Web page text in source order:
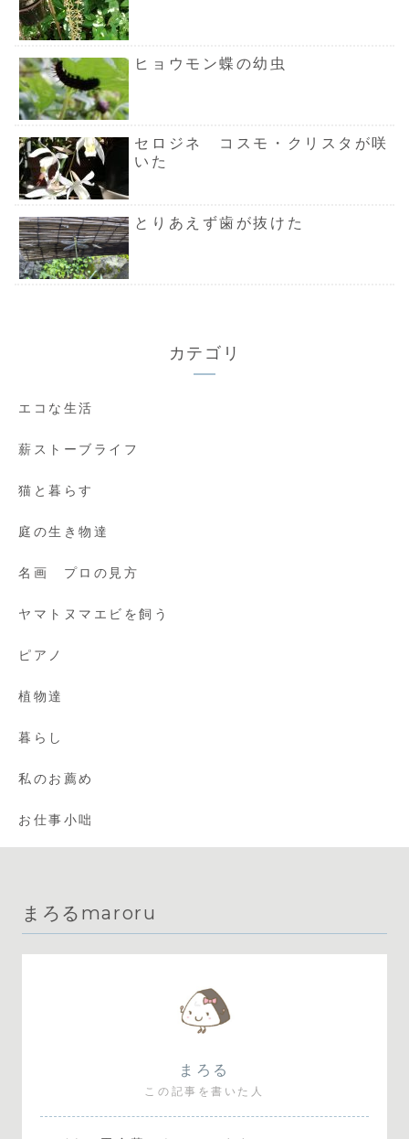
ヒョウモン蝶の幼虫
セロジネ コスモ・クリスタが咲
いた
とりあえず歯が抜けた
カテゴリ
エコな生活
薪ストーブライフ
猫と暮らす
庭の生き物達
名画 プロの見方
ヤマトヌマエビを飼う
ピアノ
植物達
暮らし
私のお薦め
お仕事小咄
まろるmaroru
まろる
この記事を書いた人